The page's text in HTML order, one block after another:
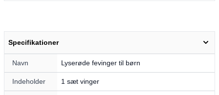
Specifikationer
Navn Lyserøde fevinger til børn
Indeholder 1 sæt vinger